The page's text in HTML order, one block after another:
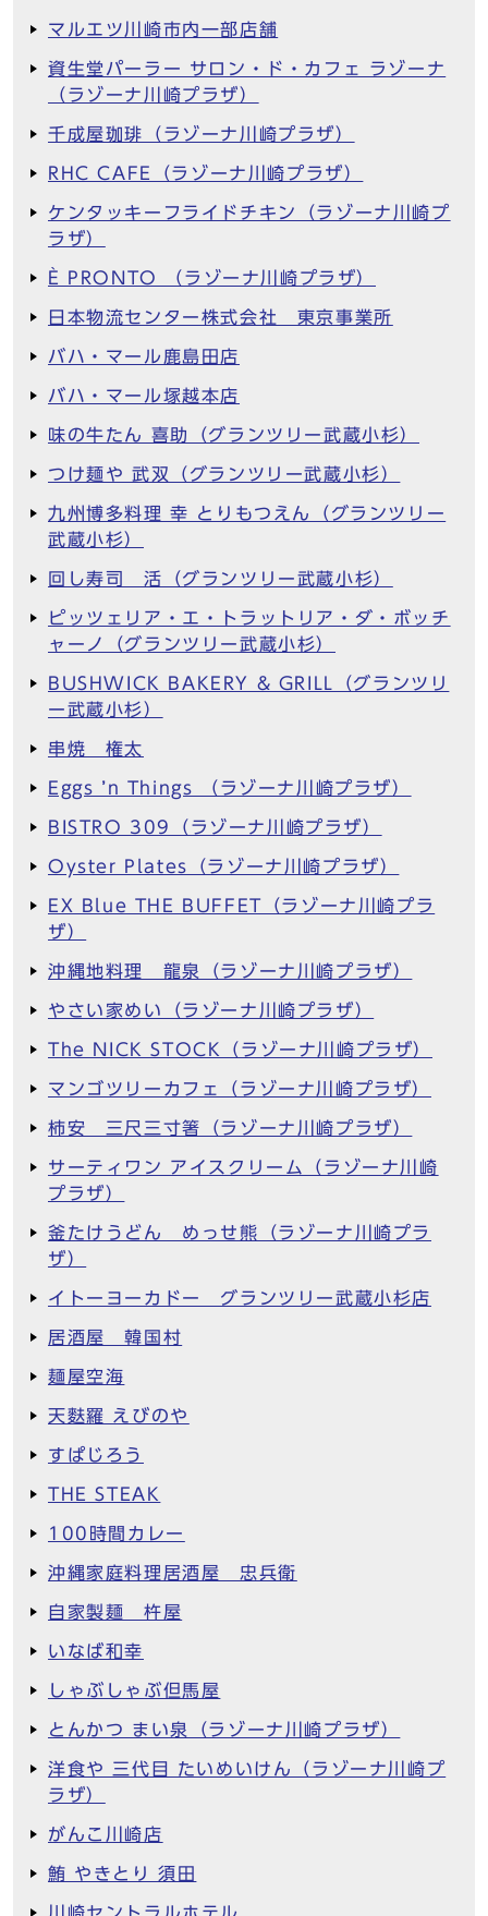
マルエツ川崎市内一部店舗
資生堂パーラー サロン・ド・カフェ ラゾーナ
（ラゾーナ川崎プラザ）
千成屋珈琲（ラゾーナ川崎プラザ）
RHC CAFE（ラゾーナ川崎プラザ）
ケンタッキーフライドチキン（ラゾーナ川崎プ
ラザ）
È PRONTO （ラゾーナ川崎プラザ）
日本物流センター株式会社 東京事業所
バハ・マール鹿島田店
バハ・マール塚越本店
味の牛たん 喜助（グランツリー武蔵小杉）
つけ麺や 武双（グランツリー武蔵小杉）
九州博多料理 幸 とりもつえん（グランツリー
武蔵小杉）
回し寿司 活（グランツリー武蔵小杉）
ピッツェリア・エ・トラットリア・ダ・ボッチ
ャーノ（グランツリー武蔵小杉）
BUSHWICK BAKERY & GRILL（グランツリ
ー武蔵小杉）
串焼 権太
Eggs ’n Things （ラゾーナ川崎プラザ）
BISTRO 309（ラゾーナ川崎プラザ）
Oyster Plates（ラゾーナ川崎プラザ）
EX Blue THE BUFFET（ラゾーナ川崎プラ
ザ）
沖縄地料理 龍泉（ラゾーナ川崎プラザ）
やさい家めい（ラゾーナ川崎プラザ）
The NICK STOCK（ラゾーナ川崎プラザ）
マンゴツリーカフェ（ラゾーナ川崎プラザ）
柿安 三尺三寸箸（ラゾーナ川崎プラザ）
サーティワン アイスクリーム（ラゾーナ川崎
プラザ）
釜たけうどん めっせ熊（ラゾーナ川崎プラ
ザ）
イトーヨーカドー グランツリー武蔵小杉店
居酒屋 韓国村
麺屋空海
天麩羅 えびのや
すぱじろう
THE STEAK
100時間カレー
沖縄家庭料理居酒屋 忠兵衛
自家製麺 杵屋
いなば和幸
しゃぶしゃぶ但馬屋
とんかつ まい泉（ラゾーナ川崎プラザ）
洋食や 三代目 たいめいけん（ラゾーナ川崎プ
ラザ）
がんこ川崎店
鮪 やきとり 須田
川崎セントラルホテル